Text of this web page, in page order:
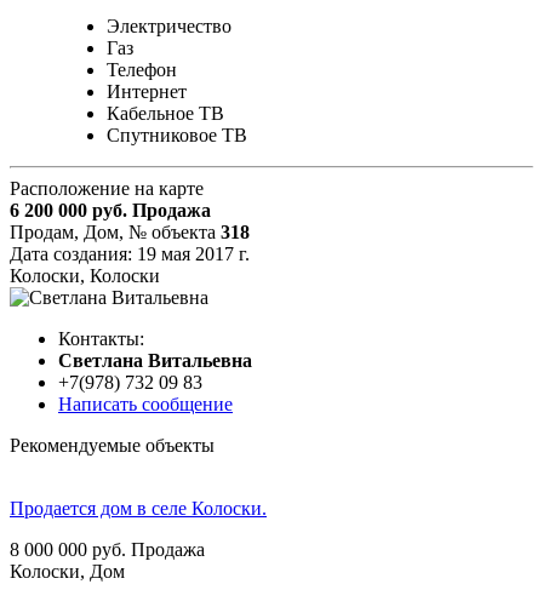
Электричество
Газ
Телефон
Интернет
Кабельное ТВ
Спутниковое ТВ
Расположение на карте
6 200 000 руб. Продажа
Продам, Дом, № объекта 318
Дата создания: 19 мая 2017 г.
Колоски, Колоски
Контакты:
Cветлана Витальевна
+7(978) 732 09 83
Написать сообщение
Рекомендуемые объекты
Продается дом в селе Колоски.
8 000 000 руб. Продажа
Колоски, Дом